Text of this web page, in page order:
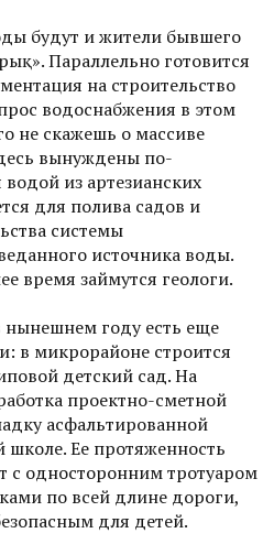
будут и жители бывшего
Параллельно готовится
на строительство
водоснабжения в этом
не скажешь о массиве
вынуж­дены по-
из артезианских
для полива садов и
системы
источника воды.
время займутся геологи.
году есть еще
в микрорайоне строится
детский сад. На
проект­но-сметной
асфальтированной
Ее протяженность
с односторонним тротуаром
по всей длине дороги,
для детей.